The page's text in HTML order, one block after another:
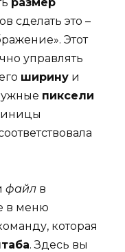
сделать это –
Этот
управлять
ширину и
пиксели
файл в
в меню
которая
. Здесь вы